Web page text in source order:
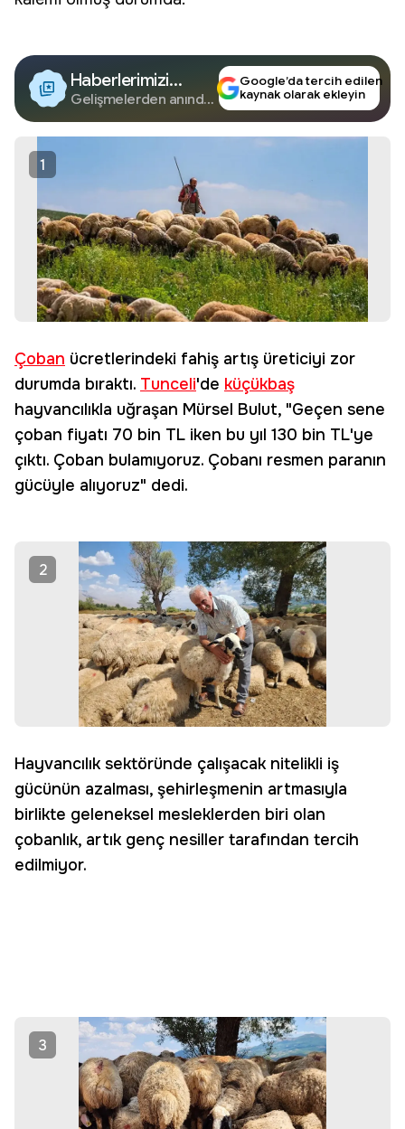
Haberlerimizi
Google'da Takip
Edin
Gelişmelerden anında
Google’da tercih edilen
kaynak olarak ekleyin
1
Çoban ücretlerindeki fahiş artış üreticiyi zor
durumda bıraktı. Tunceli'de küçükbaş
hayvancılıkla uğraşan Mürsel Bulut, "Geçen sene
çoban fiyatı 70 bin TL iken bu yıl 130 bin TL'ye
çıktı. Çoban bulamıyoruz. Çobanı resmen paranın
gücüyle alıyoruz" dedi.
2
Hayvancılık sektöründe çalışacak nitelikli iş
gücünün azalması, şehirleşmenin artmasıyla
birlikte geleneksel mesleklerden biri olan
çobanlık, artık genç nesiller tarafından tercih
edilmiyor.
3